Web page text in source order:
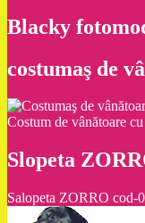
Blacky
costumaş de
Costum de vânătoare
Slopeta
Salopeta ZORRO cod-